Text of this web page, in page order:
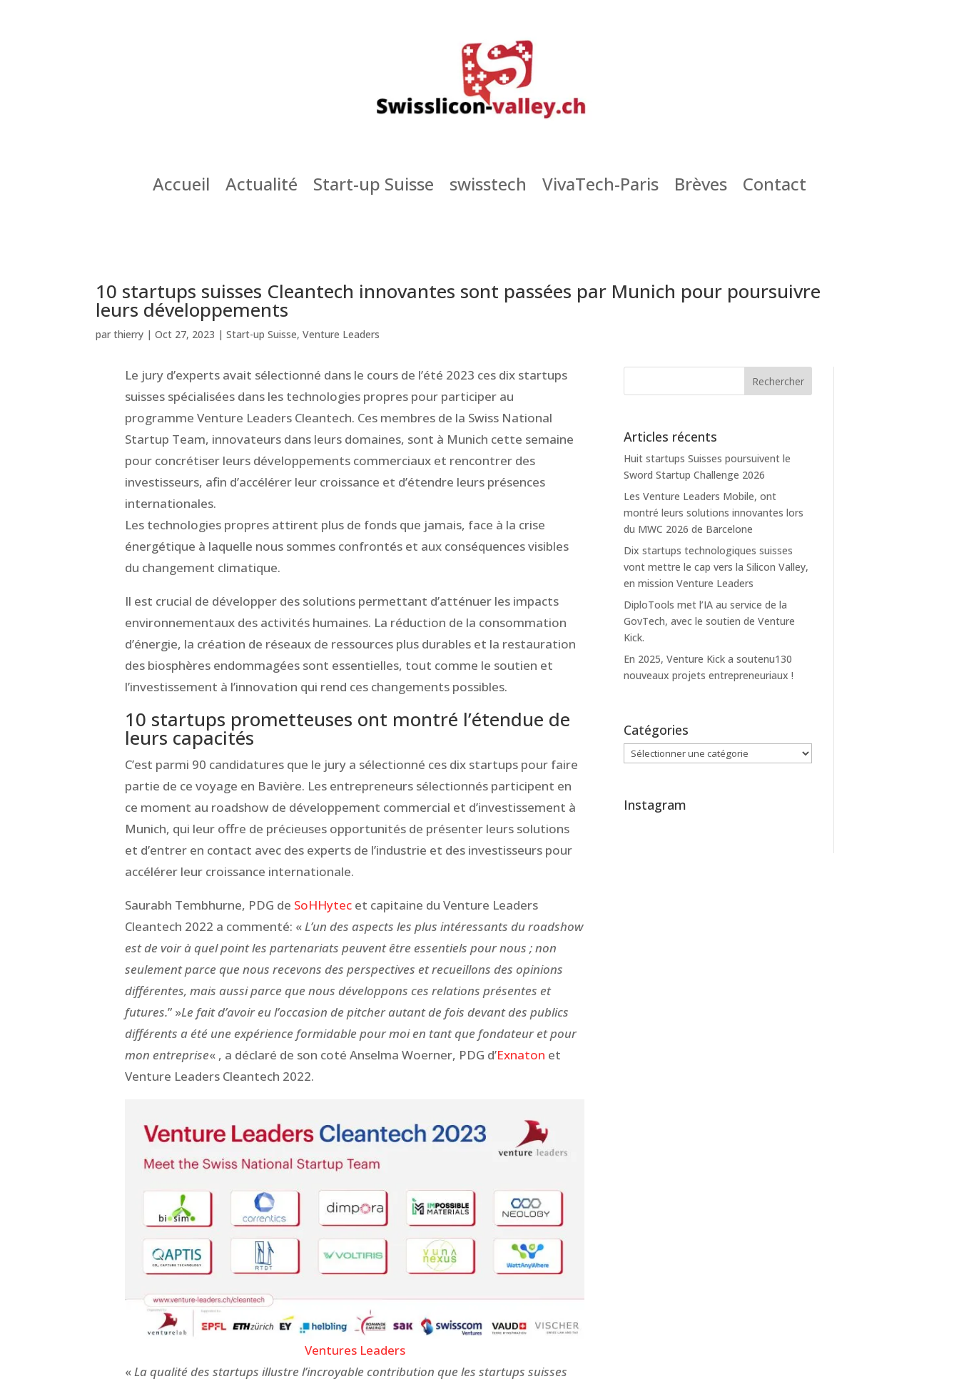
Accueil Actualité Start-up Suisse swisstech VivaTech-Paris Brèves Contact
10 startups suisses Cleantech innovantes sont passées par Munich pour poursuivre
leurs développements
parthierry |Oct 27, 2023 |Start-up Suisse,Venture Leaders
Le jury d’experts avait sélectionné dans le cours de l’été 2023 ces dix startups
suisses spécialisées dans les technologies propres pour participer au
programme Venture Leaders Cleantech. Ces membres de la Swiss National
Startup Team, innovateurs dans leurs domaines, sont à Munich cette semaine
pour concrétiser leurs développements commerciaux et rencontrer des
investisseurs, afin d’accélérer leur croissance et d’étendre leurs présences
internationales.
Les technologies propres attirent plus de fonds que jamais, face à la crise
énergétique à laquelle nous sommes confrontés et aux conséquences visibles
du changement climatique.
Il est crucial de développer des solutions permettant d’atténuer les impacts
environnementaux des activités humaines. La réduction de la consommation
d’énergie, la création de réseaux de ressources plus durables et la restauration
des biosphères endommagées sont essentielles, tout comme le soutien et
l’investissement à l’innovation qui rend ces changements possibles.
10 startups prometteuses ont montré l’étendue de
leurs capacités
C’est parmi 90 candidatures que le jury a sélectionné ces dix startups pour faire
partie de ce voyage en Bavière. Les entrepreneurs sélectionnés participent en
ce moment au roadshow de développement commercial et d’investissement à
Munich, qui leur offre de précieuses opportunités de présenter leurs solutions
et d’entrer en contact avec des experts de l’industrie et des investisseurs pour
accélérer leur croissance internationale.
Saurabh Tembhurne, PDG de SoHHytec et capitaine du Venture Leaders
Cleantech 2022 a commenté: «L’un des aspects les plus intéressants du roadshow
est de voir à quel point les partenariats peuvent être essentiels pour nous ; non
seulement parce que nous recevons des perspectives et recueillons des opinions
différentes, mais aussi parce que nous développons ces relations présentes et
futures.” »Le fait d’avoir eu l’occasion de pitcher autant de fois devant des publics
différents a été une expérience formidable pour moi en tant que fondateur et pour
mon entreprise« , a déclaré de son coté Anselma Woerner, PDG d’Exnaton et
Venture Leaders Cleantech 2022.
Ventures Leaders
«La qualité des startups illustre l’incroyable contribution que les startups suisses
Articles récents
Huit startups Suisses poursuivent le
Sword Startup Challenge 2026
Les Venture Leaders Mobile, ont
montré leurs solutions innovantes lors
du MWC 2026 de Barcelone
Dix startups technologiques suisses
vont mettre le cap vers la Silicon Valley,
en mission Venture Leaders
DiploTools met l’IA au service de la
GovTech, avec le soutien de Venture
Kick.
En 2025, Venture Kick a soutenu130
nouveaux projets entrepreneuriaux !
Catégories
Catégories
Instagram